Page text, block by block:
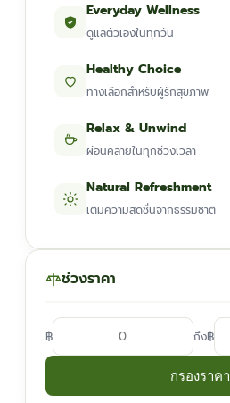
Everyday Wellness
ดูแลตัวเองในทุกวัน
Healthy Choice
ทางเลือกสำหรับผู้รักสุขภาพ
Relax & Unwind
ผ่อนคลายในทุกช่วงเวลา
Natural Refreshment
เติมความสดชื่นจากธรรมชาติ
ช่วงราคา
฿ ถึง฿
กรองราคา